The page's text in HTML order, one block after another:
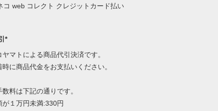
*
マトによる商品代引決済です。
に商品代金をお支払いください。
料は下記の通りです。
が１万円未満:330円